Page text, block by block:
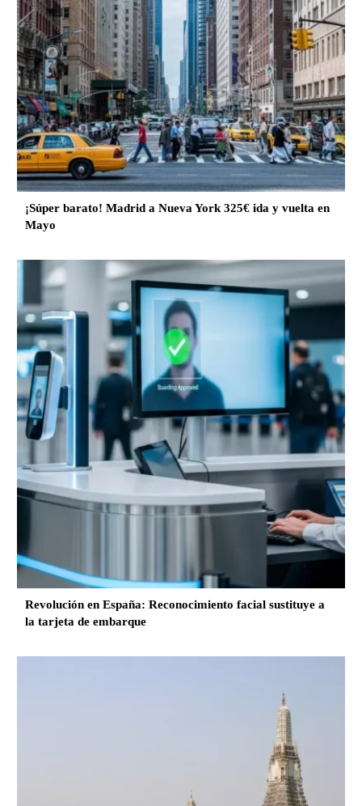
¡Súper barato! Madrid a Nueva York 325€ ida y vuelta en
Mayo
Revolución en España: Reconocimiento facial sustituye a
la tarjeta de embarque